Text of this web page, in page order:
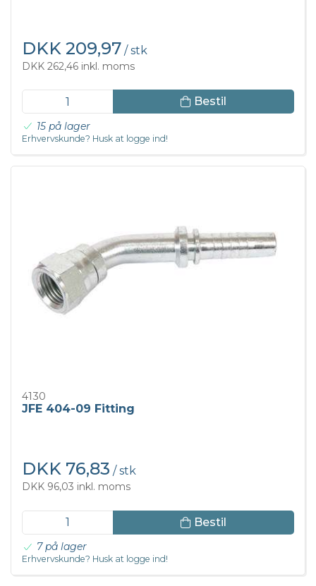
DKK 209,97 / stk
DKK 262,46 inkl. moms
Bestil
15 på lager
Erhvervskunde? Husk at logge ind!
4130
JFE 404-09 Fitting
DKK 76,83 / stk
DKK 96,03 inkl. moms
Bestil
7 på lager
Erhvervskunde? Husk at logge ind!